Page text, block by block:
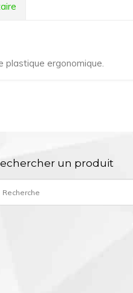
plastique ergonomique.
un produit